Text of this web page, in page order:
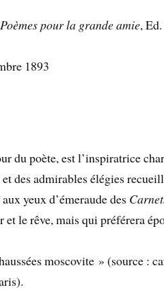
Poèmes pour la grande amie,
1893
du poète, est l’inspiratrice
et des admirables élégies
yeux d’émeraude des
le rêve, mais qui préférera
moscovite » (source :